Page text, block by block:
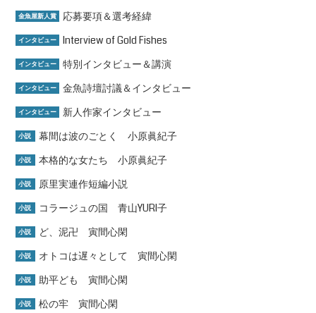
金魚屋新人賞 応募要項＆選考経緯
インタビュー Interview of Gold Fishes
インタビュー 特別インタビュー＆講演
インタビュー 金魚詩壇討議＆インタビュー
インタビュー 新人作家インタビュー
小説 幕間は波のごとく 小原眞紀子
小説 本格的な女たち 小原眞紀子
小説 原里実連作短編小説
小説 コラージュの国 青山YURI子
小説 ど、泥卍 寅間心閑
小説 オトコは遅々として 寅間心閑
小説 助平ども 寅間心閑
小説 松の牢 寅間心閑